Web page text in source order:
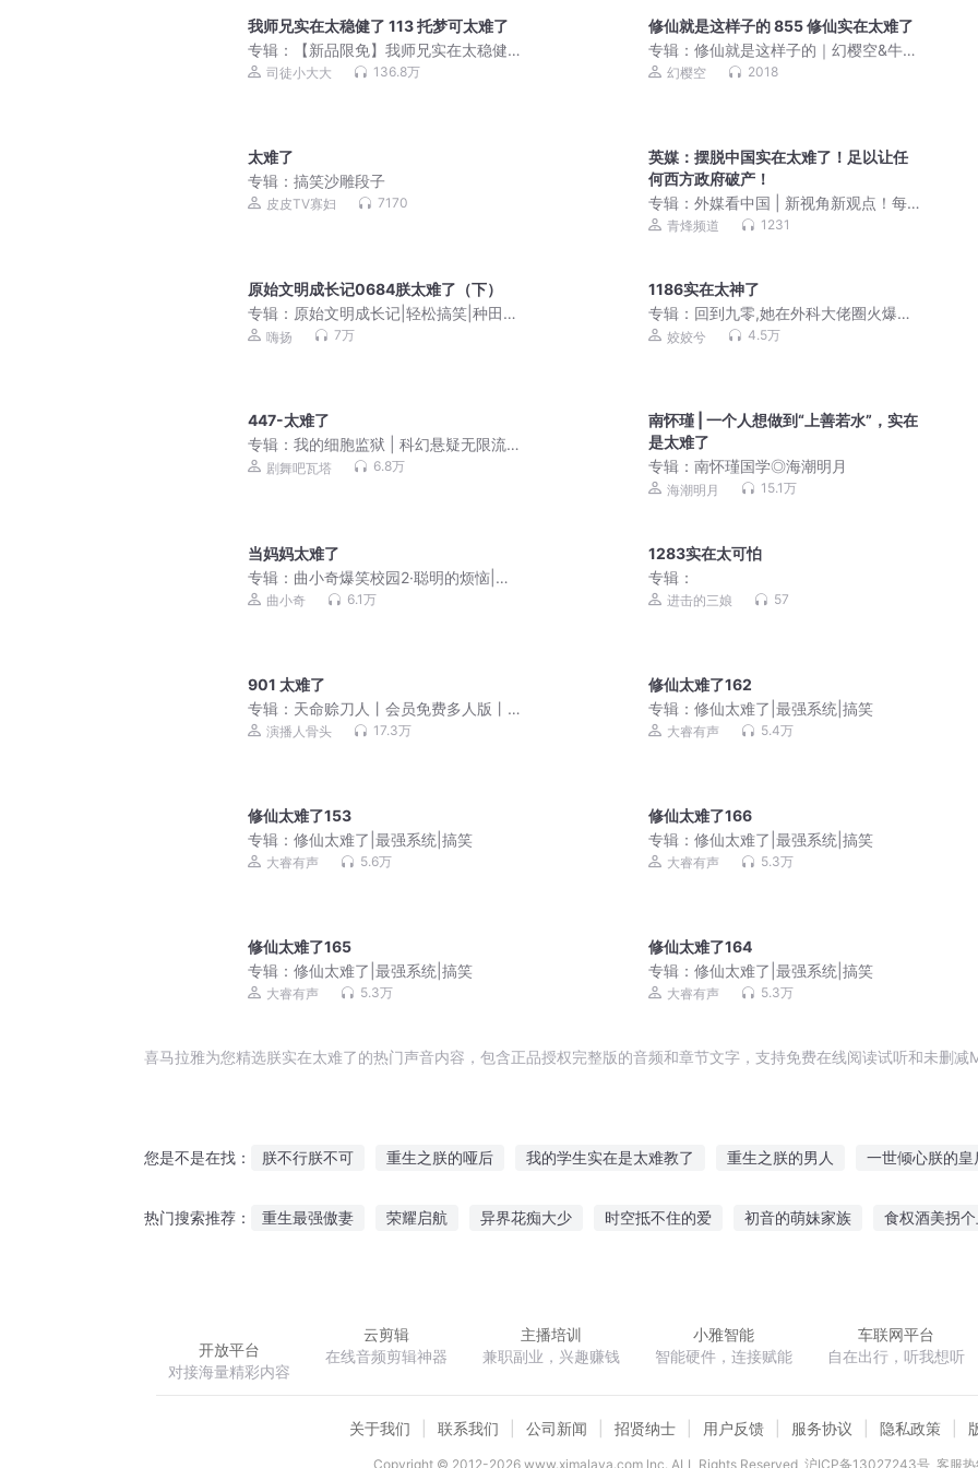
我师兄实在太稳健了 113 托梦可太难了
专辑：
【新品限免】我师兄实在太稳健
了丨修仙&轻松丨精品多人有声剧
司徒小大大 136.8万
修仙就是这样子的 855 修仙实在太难了
专辑：修仙就是这样子的｜幻樱空&牛大
宝演播｜爆笑修仙
幻樱空 2018
太难了
专辑： 搞笑沙雕段子
皮皮TV寡妇 7170
英媒：摆脱中国实在太难了！足以让任
何西方政府破产！
专辑：外媒看中国 | 新视角新观点！每
天更新
青烽频道 1231
原始文明成长记0684朕太难了（下）
专辑： 原始文明成长记|轻松搞笑|种田争
霸有声剧
嗨扬 7万
1186实在太神了
专辑： 回到九零,她在外科大佬圈火爆了
|姣姣兮 | 起点口碑爽文 | 多人有声剧
姣姣兮 4.5万
447-太难了
专辑： 我的细胞监狱 | 科幻悬疑无限流 |
3D精品多人剧
剧舞吧瓦塔 6.8万
南怀瑾 | 一个人想做到“上善若水”，实在
是太难了
专辑：南怀瑾国学◎海潮明月
海潮明月 15.1万
当妈妈太难了
专辑： 曲小奇爆笑校园2·聪明的烦恼|小
学生笑话|上学记
曲小奇 6.1万
1283实在太可怕
专辑：
进击的三娘 57
901 太难了
专辑： 天命赊刀人丨会员免费多人版丨
道士风水丨奇门秘术
演播人骨头 17.3万
修仙太难了162
专辑：修仙太难了|最强系统|搞笑
大睿有声 5.4万
修仙太难了153
专辑： 修仙太难了|最强系统|搞笑
大睿有声 5.6万
修仙太难了166
专辑：修仙太难了|最强系统|搞笑
大睿有声 5.3万
修仙太难了165
专辑： 修仙太难了|最强系统|搞笑
大睿有声 5.3万
修仙太难了164
专辑：修仙太难了|最强系统|搞笑
大睿有声 5.3万
喜马拉雅为您精选朕实在太难了的热门声音内容，包含正品授权完整版的音频和章节文字，支持免费在线阅读试听和未删减
您是不是在找： 朕不行朕不可 重生之朕的哑后 我的学生实在是太难教了 重生之朕的男人 一世倾心朕的皇
热门搜索推荐： 重生最强傲妻 荣耀启航 异界花痴大少 时空抵不住的爱 初音的萌妹家族 食权酒美拐
开放平台
对接海量精彩内容
云剪辑
在线音频剪辑神器
主播培训
兼职副业，兴趣赚钱
小雅智能
智能硬件，连接赋能
车联网平台
自在出行，听我想听
关于我们 联系我们 公司新闻 招贤纳士 用户反馈 服务协议 隐私政策
Copyright © 2012-2026www.ximalaya.com lnc. ALL Rights Reserved 沪ICP备13027243号 客服